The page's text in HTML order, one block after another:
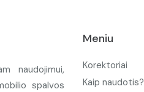
naudojimui,
spalvos
Meniu
Korektoriai
Kaip naudotis?